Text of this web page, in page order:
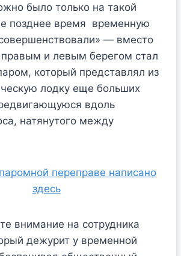
было только на такой
позднее время временную
— вместо
и левым берегом стал
который представлял из
лодку еще больших
вдоль
натянутого между
переправе написано
здесь
внимание на сотрудника
дежурит у временной